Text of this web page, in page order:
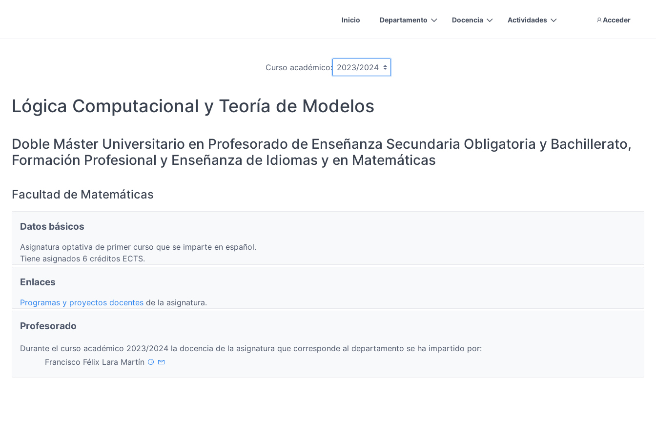
Inicio Departamento Docencia Actividades Acceder
Curso académico:
Lógica Computacional y Teoría de Modelos
Doble Máster Universitario en Profesorado de Enseñanza Secundaria Obligatoria y Bachillerato,
Formación Profesional y Enseñanza de Idiomas y en Matemáticas
Facultad de Matemáticas
Datos básicos
Asignatura optativa de primer curso que se imparte en español.
Tiene asignados 6 créditos ECTS.
Enlaces
Programas y proyectos docentes de la asignatura.
Profesorado
Durante el curso académico 2023/2024 la docencia de la asignatura que corresponde al departamento se ha impartido por:
Francisco Félix Lara Martín